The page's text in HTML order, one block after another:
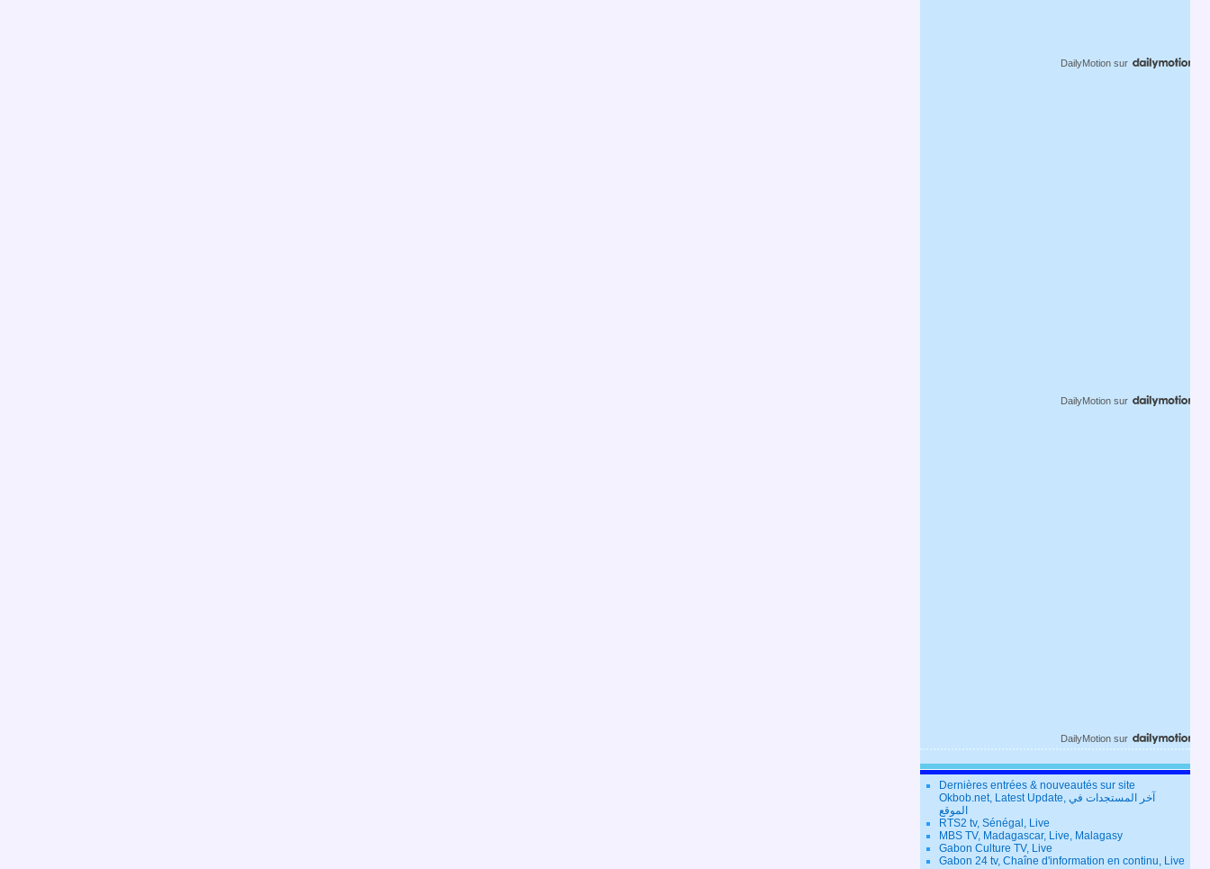
DailyMotion sur
DailyMotion sur
DailyMotion sur
Dernières entrées & nouveautés sur site
Okbob.net, Latest Update, آخر المستجدات في
الموقع
RTS2 tv, Sénégal, Live
MBS TV, Madagascar, Live, Malagasy
Gabon Culture TV, Live
Gabon 24 tv, Chaîne d'information en continu, Live